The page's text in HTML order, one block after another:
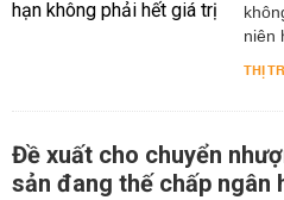
niên
THỊ
Đề xuất cho chuyển
sản đang thế chấp ngân